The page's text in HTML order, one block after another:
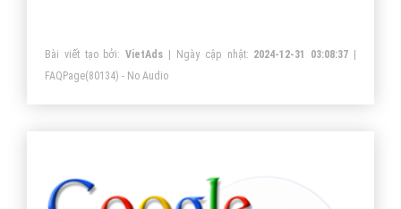
Bài viết tạo bởi:VietAds | Ngày cập nhật: 2024-12-31 03:08:37
FAQPage(80134) - No Audio